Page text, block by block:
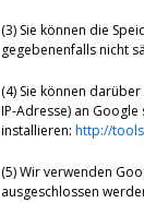
(3) Sie können die
gegebenenfalls nicht
(4) Sie können
IP-Adresse) an
installieren: http://
(5) Wir verwenden
ausgeschlossen